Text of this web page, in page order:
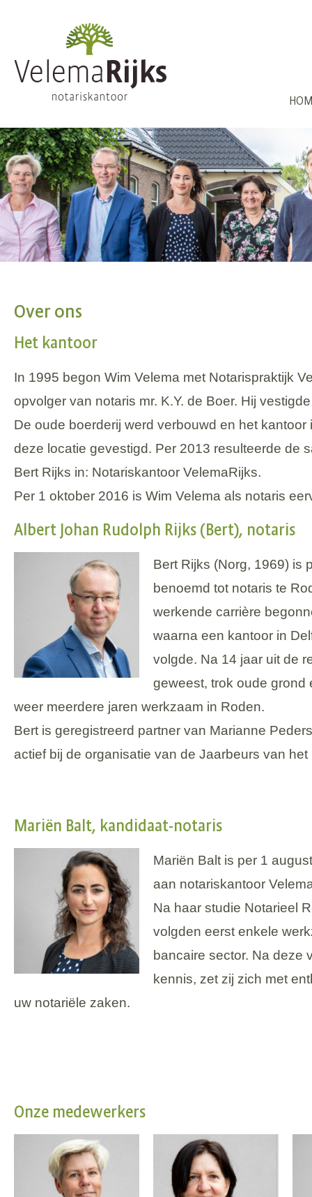
Over ons
Het kantoor
In 1995 begon Wim Velema met Notarispraktijk
opvolger van notaris mr. K.Y. de Boer. Hij
De oude boerderij werd verbouwd en het kantoor
deze locatie gevestigd. Per 2013 resulteerde de
Bert Rijks in: Notariskantoor VelemaRijks.
Per 1 oktober 2016 is Wim Velema als notaris
Albert Johan Rudolph Rijks (Bert), notaris
Bert Rijks (Norg, 1969) is
benoemd tot notaris te
werkende carrière
waarna een kantoor in
volgde. Na 14 jaar uit de
geweest, trok oude grond
weer meerdere jaren werkzaam in Roden.
Bert is geregistreerd partner van Marianne
actief bij de organisatie van de Jaarbeurs van het
Mariën Balt, kandidaat-notaris
Mariën Balt is per 1
aan notariskantoor
Na haar studie Notarieel
volgden eerst enkele
bancaire sector. Na deze
kennis, zet zij zich met
uw notariële zaken.
Onze medewerkers